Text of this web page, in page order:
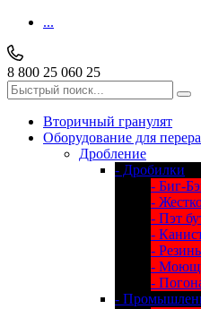
...
8 800 25 060 25
Вторичный гранулят
Оборудование для
Дробление
- Дробилки
- Биг-
-
- Пэт
-
-
-
-
-